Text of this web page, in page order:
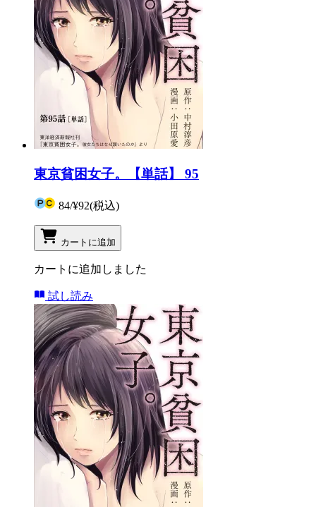
東京貧困女子。【単話】 95
84/¥92(税込)
カートに追加
カートに追加しました
試し読み